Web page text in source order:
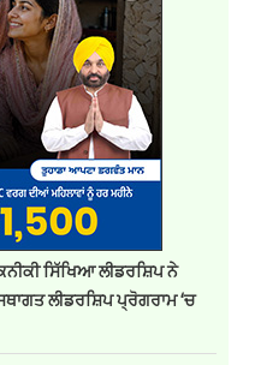
ਸਿੱਖਿਆ ਲੀਡਰਸ਼ਿਪ ਨੇ
ਲੀਡਰਸ਼ਿਪ ਪ੍ਰੋਗਰਾਮ ‘ਚ